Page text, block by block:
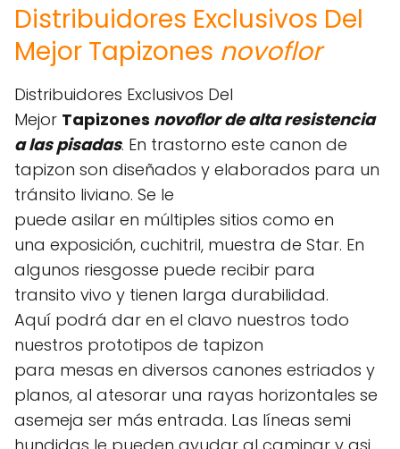
Distribuidores Exclusivos Del
Mejor Tapizones novoflor
Distribuidores Exclusivos Del
Mejor Tapizones novoflor de alta resistencia
a las pisadas. En trastorno este canon de
tapizon son diseñados y elaborados para un
tránsito liviano. Se le
puede asilar en múltiples sitios como en
una exposición, cuchitril, muestra de Star. En
algunos riesgosse puede recibir para
transito vivo y tienen larga durabilidad.
Aquí podrá dar en el clavo nuestros todo
nuestros prototipos de tapizon
para mesas en diversos canones estriados y
planos, al atesorar una rayas horizontales se
asemeja ser más entrada. Las líneas semi